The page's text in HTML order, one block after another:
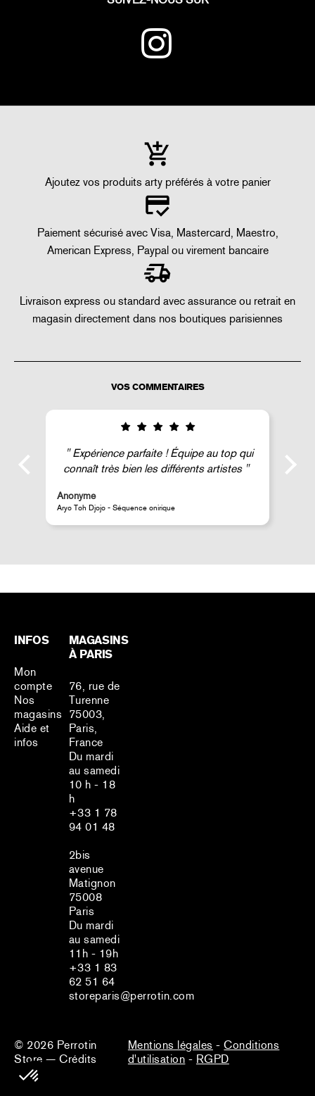
Ajoutez vos produits arty préférés à votre panier
Paiement sécurisé avec Visa, Mastercard, Maestro,
American Express, Paypal ou virement bancaire
Livraison express ou standard avec assurance ou retrait en
magasin directement dans nos boutiques parisiennes
VOS COMMENTAIRES
Expérience parfaite ! Équipe au top qui
connaît très bien les différents artistes
Anonyme
Aryo Toh Djojo - Séquence onirique
INFOS
Mon
compte
Nos
magasins
Aide et
infos
MAGASINS
À PARIS
76, rue de
Turenne
75003,
Paris,
France
Du mardi
au samedi
10 h - 18
h
+33 1 78
94 01 48
2bis
avenue
Matignon
75008
Paris
Du mardi
au samedi
11h - 19h
+33 1 83
62 51 64
storeparis@perrotin.com
© 2026 Perrotin
Store — Crédits
Mentions légales -Conditions
d'utilisation - RGPD